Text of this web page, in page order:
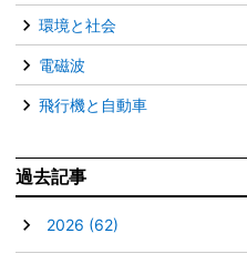
環境と社会
電磁波
飛行機と自動車
過去記事
2026 (62)